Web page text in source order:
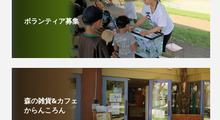
ボランティア募集
森の雑貨&カフェ
からんころん